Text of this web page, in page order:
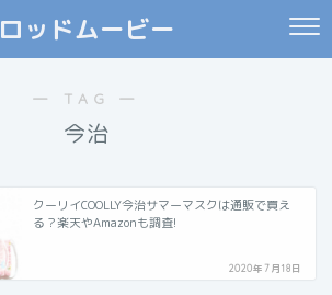
ロッドムービー
― TAG ―
今治
クーリイCOOLLY今治サマーマスクは通販で買え
る？楽天やAmazonも調査!
2020年7月18日